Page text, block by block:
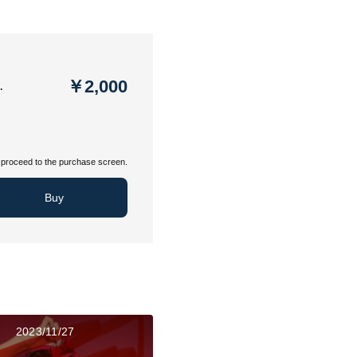
￥2,000
to the purchase screen.
Buy
2023/11/27